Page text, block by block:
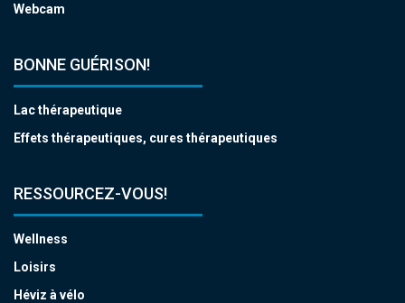
Webcam
BONNE GUÉRISON!
Lac thérapeutique
Effets thérapeutiques, cures thérapeutiques
RESSOURCEZ-VOUS!
Wellness
Loisirs
Héviz à vélo